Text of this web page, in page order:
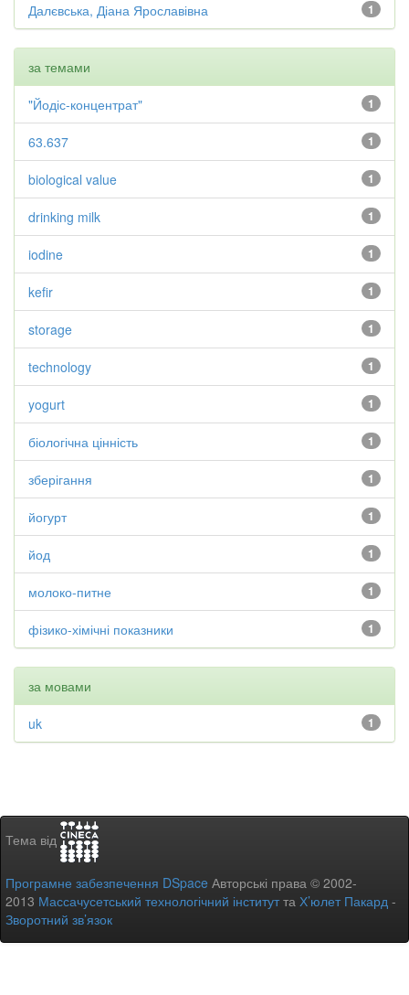
1
Далєвська, Діана Ярославівна
за темами
1
"Йодіс-концентрат"
1
63.637
1
biological value
1
drinking milk
1
iodine
1
kefir
1
storage
1
technology
1
yogurt
1
біологічна цінність
1
зберігання
1
йогурт
1
йод
1
молоко-питне
1
фізико-хімічні показники
за мовами
1
uk
Тема від
Програмне забезпечення DSpace Авторські права © 2002-
2013 Массачусетський технологічний інститутта Х’юлет Пакард -
Зворотний зв’язок